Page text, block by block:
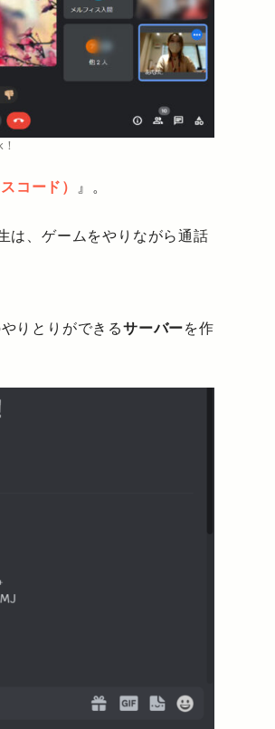
コード） 』。
は、ゲームをやりながら通話
りとりができるサーバーを作